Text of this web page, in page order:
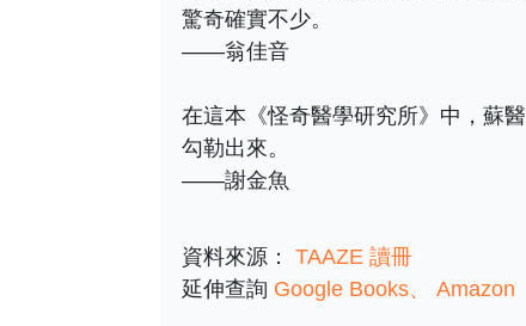
驚奇確實不少。
——翁佳音
在這本《怪奇醫學研究所》中，蘇
勾勒出來。
——謝金魚
資料來源： TAAZE 讀冊
延伸查詢 Google Books Amazon